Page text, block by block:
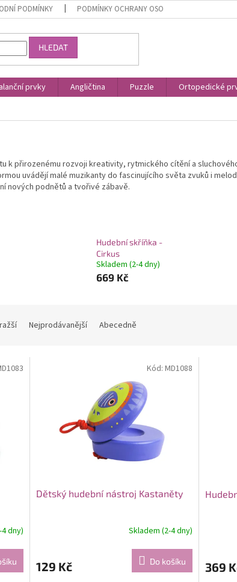
PODMÍNKY PODMÍNKY OCHRANY OSOBNÍCH ÚDAJŮ
HLEDAT
prvky Angličtina Puzzle Ortopedické
k přirozenému rozvoji kreativity, rytmického cítění a
uvádějí malé muzikanty do fascinujícího světa zvuků i
nových podnětů a tvořivé zábavě.
Hudební skříňka -
Cirkus
Skladem (2-4 dny)
669 Kč
Nejprodávanější Abecedně
dny)
Dětský hudební nástroj Kastaněty
Skladem (2-4 dny)
129 Kč Do košíku
Kód: MD1088
369